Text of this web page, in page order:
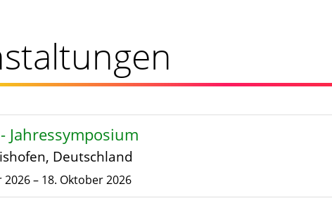
Jahressymposium
, Deutschland
2026– 18. Oktober 2026